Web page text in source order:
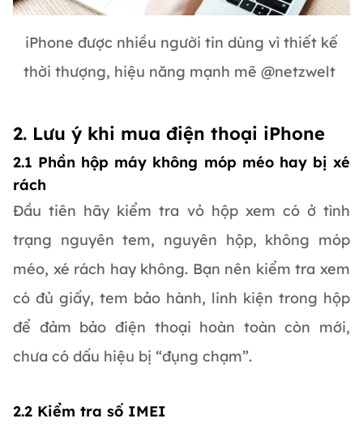
iPhone được nhiều người tin dùng vì thiết kế
thời thượng, hiệu năng mạnh mẽ @netzwelt
2. Lưu ý khi mua điện thoại iPhone
2.1 Phần hộp máy không móp méo hay bị xé
rách
Đầu tiên hãy kiểm tra vỏ hộp xem có ở tình
trạng nguyên tem, nguyên hộp, không móp
méo, xé rách hay không. Bạn nên kiểm tra xem
có đủ giấy, tem bảo hành, linh kiện trong hộp
để đảm bảo điện thoại hoàn toàn còn mới,
chưa có dấu hiệu bị “đụng chạm”.
2.2 Kiểm tra số IMEI